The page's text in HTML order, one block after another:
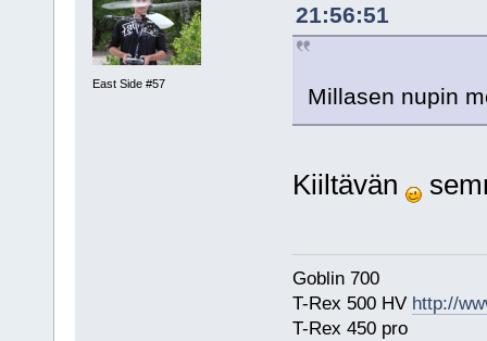
East Side #57
21:56:51
Millasen nupin
Kiiltävän
Goblin 700
T-Rex 500 HV http://
T-Rex 450 pro